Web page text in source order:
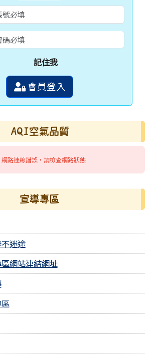
記住我
會員登入
AQI空氣品質
路連線錯誤，請檢查網路狀態
宣導專區
迷途
網站連結網址